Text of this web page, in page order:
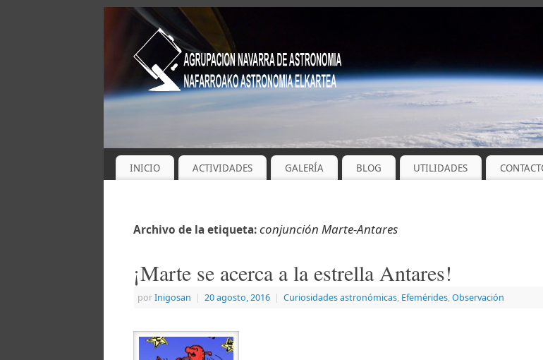
INICIO ACTIVIDADES GALERÍA BLOG UTILIDADES
Archivo de la etiqueta:conjunción Marte-Antares
¡Marte se acerca a la estrella Antares!
porInigosan | 20 agosto, 2016 | Curiosidades astronómicas, Efemérides, Observación